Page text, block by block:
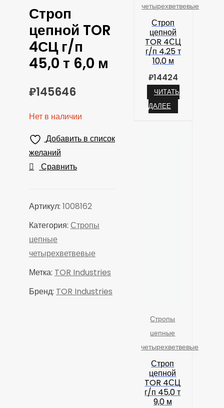
Строп
цепной TOR
4СЦ г/п
45,0 т 6,0 м
₽145646
Нет в наличии
Добавить в список
желаний
Сравнить
Артикул: 1008162
Категория: Стропы
цепные
четырехветвевые
Метка: TOR Industries
Бренд: TOR Industries
четырехветвевые
Строп
цепной
TOR 4СЦ
г/п 4,25 т
10,0 м
₽14424
ЧИТАТЬ
ДАЛЕЕ
Стропы
цепные
четырехветвевые
Строп
цепной
TOR 4СЦ
г/п 45,0 т
9,0 м